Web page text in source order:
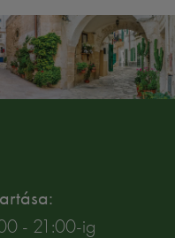
- 21:00-ig